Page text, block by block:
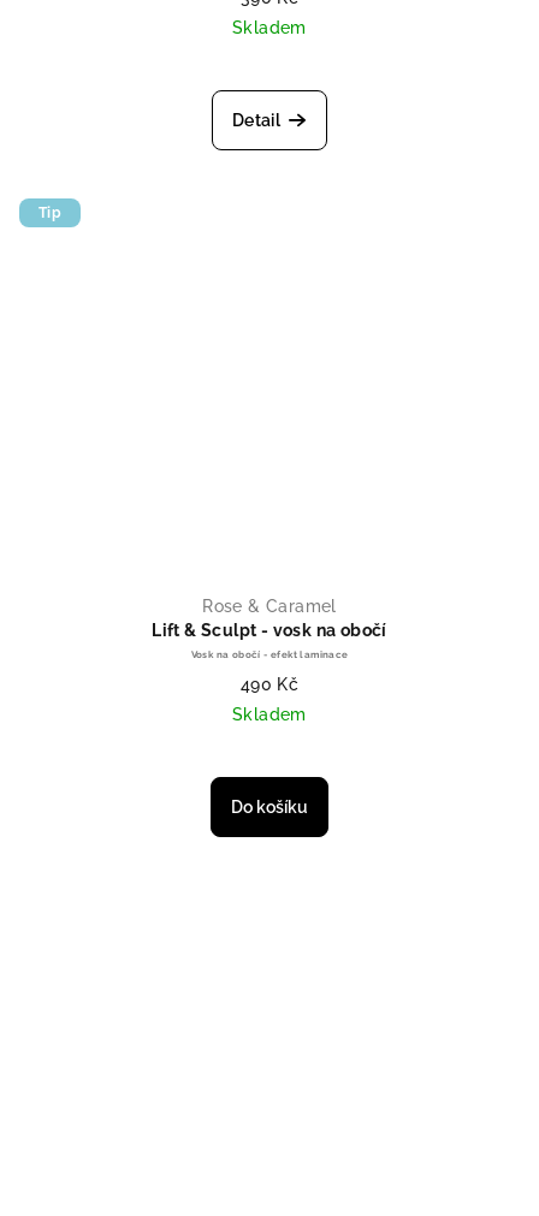
Skladem
Detail
Tip
Rose & Caramel
Lift & Sculpt - vosk na obočí
Vosk na obočí - efekt laminace
490 Kč
Skladem
Do košíku